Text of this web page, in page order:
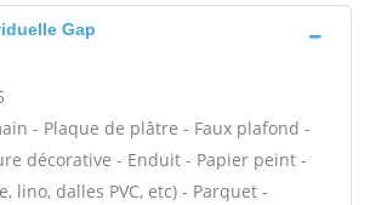
Gap
- Plaque de plâtre - Faux plafond -
décorative - Enduit - Papier peint -
lino, dalles PVC, etc) - Parquet -